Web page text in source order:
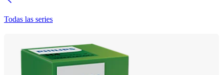
Todas las series